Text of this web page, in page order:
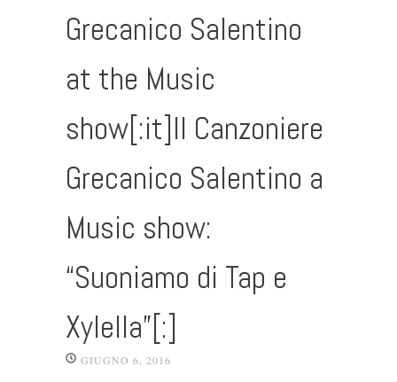
Grecanico Salentino
at the Music
show[:it]Il Canzoniere
Grecanico Salentino a
Music show:
“Suoniamo di Tap e
Xylella”[:]
GIUGNO 6, 2016